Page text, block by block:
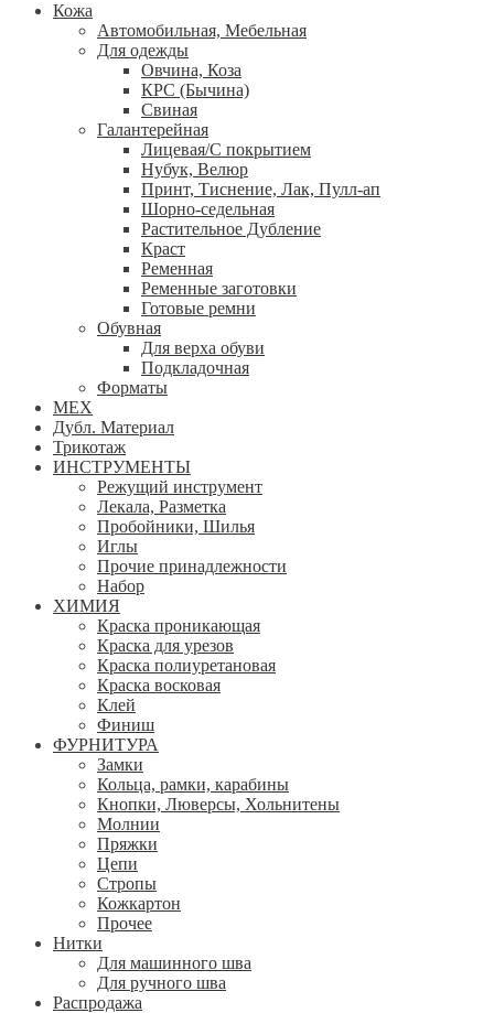
Кожа
Автомобильная, Мебельная
Для одежды
Овчина, Коза
КРС (Бычина)
Свиная
Галантерейная
Лицевая/С покрытием
Нубук, Велюр
Принт, Тиснение, Лак, Пулл-ап
Шорно-седельная
Растительное Дубление
Краст
Ременная
Ременные заготовки
Готовые ремни
Обувная
Для верха обуви
Подкладочная
Форматы
МЕХ
Дубл. Материал
Трикотаж
ИНСТРУМЕНТЫ
Режущий инструмент
Лекала, Разметка
Пробойники, Шилья
Иглы
Прочие принадлежности
Набор
ХИМИЯ
Краска проникающая
Краска для урезов
Краска полиуретановая
Краска восковая
Клей
Финиш
ФУРНИТУРА
Замки
Кольца, рамки, карабины
Кнопки, Люверсы, Хольнитены
Молнии
Пряжки
Цепи
Стропы
Кожкартон
Прочее
Нитки
Для машинного шва
Для ручного шва
Распродажа